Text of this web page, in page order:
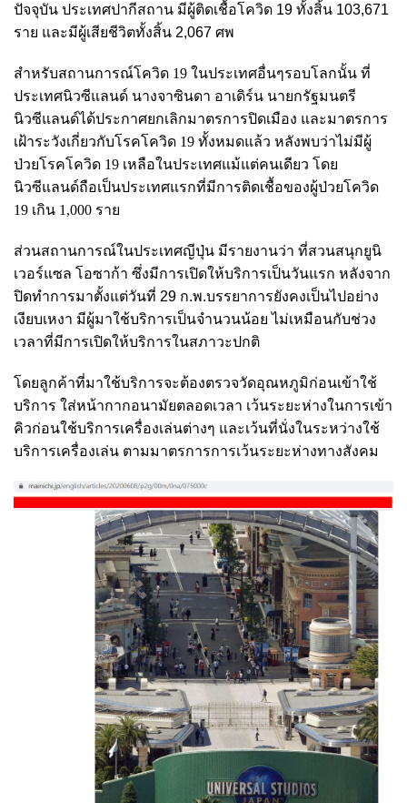
ปัจจุบัน ประเทศปากีสถาน มีผู้ติดเชื้อโควิด 19 ทั้งสิ้น 103,671
ราย และมีผู้เสียชีวิตทั้งสิ้น 2,067 ศพ
สำหรับสถานการณ์โควิด 19 ในประเทศอื่นๆรอบโลกนั้น ที่
ประเทศนิวซีแลนด์ นางจาซินดา อาเดิร์น นายกรัฐมนตรี
นิวซีแลนด์ได้ประกาศยกเลิกมาตรการปิดเมือง และมาตรการ
เฝ้าระวังเกี่ยวกับโรคโควิด 19 ทั้งหมดแล้ว หลังพบว่าไม่มีผู้
ป่วยโรคโควิด 19 เหลือในประเทศแม้แต่คนเดียว โดย
นิวซีแลนด์ถือเป็นประเทศแรกที่มีการติดเชื้อของผู้ป่วยโควิด
19 เกิน 1,000 ราย
ส่วนสถานการณ์ในประเทศญีปุ่น มีรายงานว่า ที่สวนสนุกยูนิ
เวอร์แซล โอซาก้า ซึ่งมีการเปิดให้บริการเป็นวันแรก หลังจาก
ปิดทำการมาตั้งแต่วันที่ 29 ก.พ.บรรยาการยังคงเป็นไปอย่าง
เงียบเหงา มีผู้มาใช้บริการเป็นจำนวนน้อย ไม่เหมือนกับช่วง
เวลาที่มีการเปิดให้บริการในสภาวะปกติ
โดยลูกค้าที่มาใช้บริการจะต้องตรวจวัดอุณหภูมิก่อนเข้าใช้
บริการ ใส่หน้ากากอนามัยตลอดเวลา เว้นระยะห่างในการเข้า
คิวก่อนใช้บริการเครื่องเล่นต่างๆ และเว้นที่นั่งในระหว่างใช้
บริการเครื่องเล่น ตามมาตรการการเว้นระยะห่างทางสังคม